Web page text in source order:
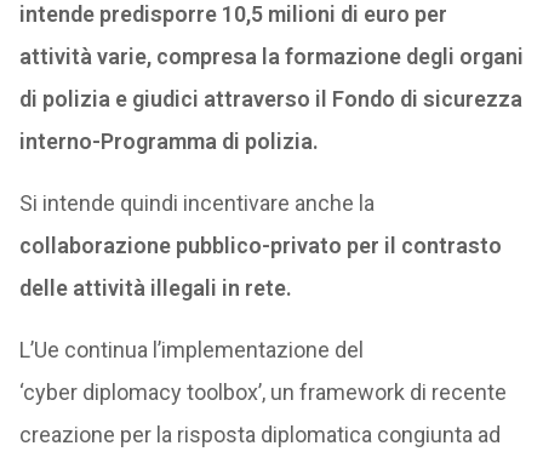
intende predisporre 10,5 milioni di euro per
attività varie, compresa la formazione degli organi
di polizia e giudici attraverso il Fondo di sicurezza
interno-Programma di polizia.
Si intende quindi incentivare anche la
collaborazione pubblico-privato per il contrasto
delle attività illegali in rete.
L’Ue continua l’implementazione del
‘cyber diplomacy toolbox’, un framework di recente
creazione per la risposta diplomatica congiunta ad